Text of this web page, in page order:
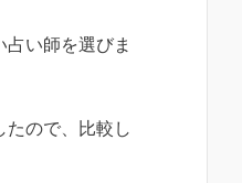
い師を選びま
たので、比較し